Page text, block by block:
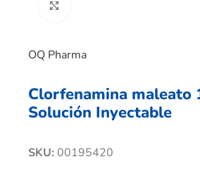
OQ Pharma
Clorfenamina maleato
Solución Inyectable
SKU: 00195420